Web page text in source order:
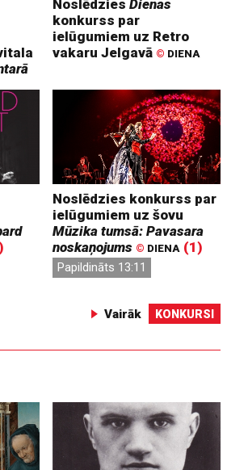
NoslēdziesDienas
konkurss par
ielūgumiem uz Retro
vakaru Jelgavā © DIENA
Noslēdzies konkurss par
ielūgumiem uz šovu
Mūzika tumsā: Pavasara
noskaņojums © DIENA (1)
Papildināts 13:11
Vairāk KONKURSI